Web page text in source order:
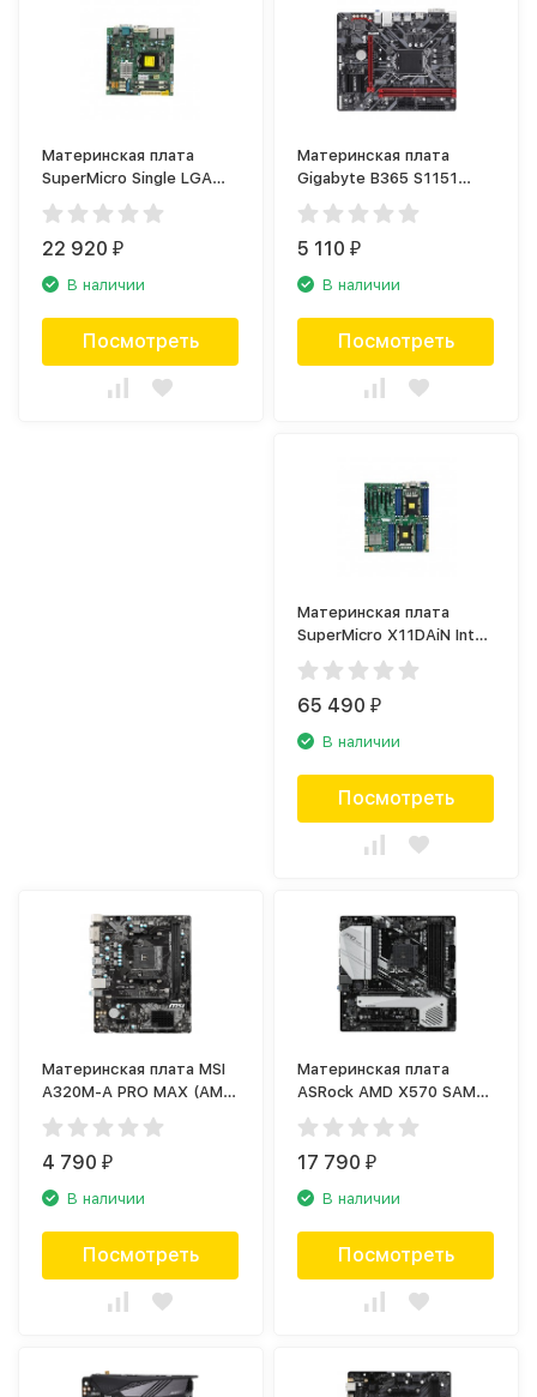
Материнская плата
SuperMicro Single LGA
1151supports Intel (MBD-
X11SSV-Q-O)
22 920₽
В наличии
Посмотреть
Материнская плата
Gigabyte B365 S1151
MATX B365M H
5 110₽
В наличии
Посмотреть
Материнская плата
SuperMicro X11DAiN Intel
P LGA 3647 (MBD-
X11DAI-N-O)
65 490₽
В наличии
Посмотреть
Материнская плата MSI
A320M-A PRO MAX (AM4,
microATX)
4 790₽
В наличии
Посмотреть
Материнская плата
ASRock AMD X570 SAM4
MATX X570M PRO4
17 790₽
В наличии
Посмотреть